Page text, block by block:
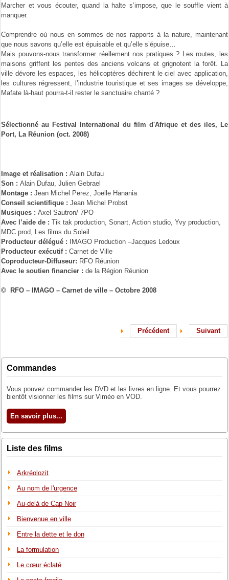
Marcher et vous écouter, quand la halte s’impose, que le souffle vient à
manquer.
Comprendre où nous en sommes de nos rapports à la nature, maintenant
que nous savons qu’elle est épuisable et qu’elle s’épuise…
Mais pouvons-nous transformer réellement nos pratiques ? Les routes, les
maisons griffent les pentes des anciens volcans et grignotent la forêt. La
ville dévore les espaces, les hélicoptères déchirent le ciel avec application,
les cultures régressent, l’industrie touristique et ses images se développe,
Mafate là-haut pourra-t-il rester le sanctuaire chanté ?
Sélectionné au Festival International du film d'Afrique et des iles, Le
Port, La Réunion (oct. 2008)
Image et réalisation : Alain Dufau
Son : Alain Dufau, Julien Gebrael
Montage : Jean Michel Perez, Joëlle Hanania
Conseil scientifique : Jean Michel Probst
Musiques : Axel Sautron/ 7PO
Avec l’aide de : Tik tak production, Sonart, Action studio, Yvy production,
MDC prod, Les films du Soleil
Producteur délégué : IMAGO Production –Jacques Ledoux
Producteur exécutif : Carnet de Ville
Coproducteur-Diffuseur: RFO Réunion
Avec le soutien financier : de la Région Réunion
© RFO – IMAGO – Carnet de ville – Octobre 2008
Précédent Suivant
Commandes
Vous pouvez commander les DVD et les livres en ligne. Et vous pourrez
bientôt visionner les films sur Viméo en VOD.
En savoir plus...
Liste des films
Arkréolozit
Au nom de l'urgence
Au-delà de Cap Noir
Bienvenue en ville
Entre la dette et le don
La formulation
Le cœur éclaté